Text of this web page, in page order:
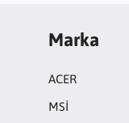
Marka
ACER
MSİ